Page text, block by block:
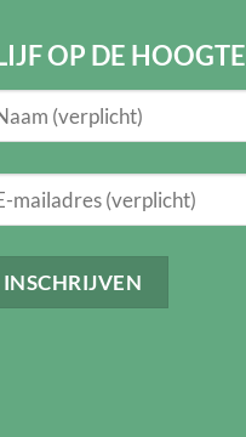
OP DE HOOGTE